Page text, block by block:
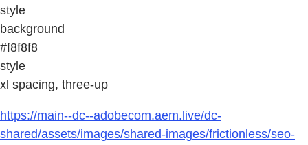
style
background
#f8f8f8
style
xl spacing, three-up
https://main--dc--adobecom.aem.live/dc-
shared/assets/images/shared-images/frictionless/seo-